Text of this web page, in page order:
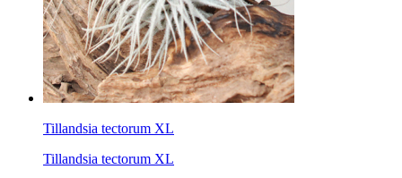
Tillandsia tectorum XL
Tillandsia tectorum XL